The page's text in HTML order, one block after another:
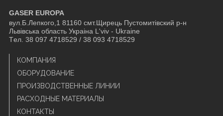
GASER EUROPA
вул.Б.Лепкого,1 81160 смт.Щирець Пустомитівский р-н
Львівська область Украіна L'viv - Ukraine
Tел. 38 097 4718529 / 38 093 4718529
КОМПАНИЯ
ОБОРУДОВАНИЕ
ПРОИЗВОДСТВЕННЫЕ ЛИНИИ
РАСХОДНЫЕ МАТЕРИАЛЫ
КОНТАКТЫ